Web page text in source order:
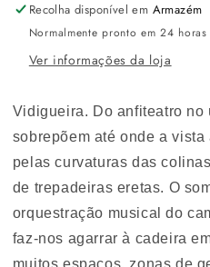
Branco
Branco
Recolha disponível em Armazém
Normalmente pronto em 24 horas
Ver informações da loja
Vidigueira. Do anfiteatro no
sobrepõem até onde a
pelas curvaturas das
de trepadeiras eretas. O
orquestração musical do
faz-nos agarrar à cadeira